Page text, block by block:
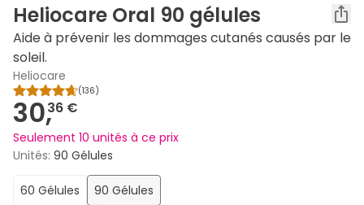
Heliocare Oral 90 gélules
Aide à prévenir les dommages cutanés causés par le
soleil.
Heliocare
(136)
30,36 €
Seulement 10 unités à ce prix
Unités: 90 Gélules
60 Gélules 90 Gélules